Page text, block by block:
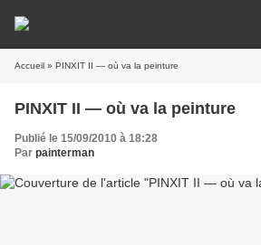
Accueil » PINXIT II — où va la peinture
PINXIT II — où va la peinture
Publié le 15/09/2010 à 18:28
Par painterman